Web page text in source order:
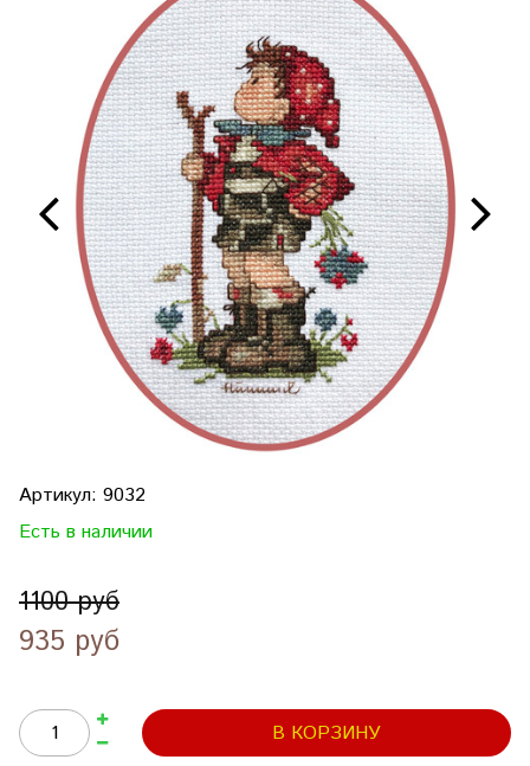
Артикул: 9032
Есть в наличии
1100 руб
935 руб
В КОРЗИНУ